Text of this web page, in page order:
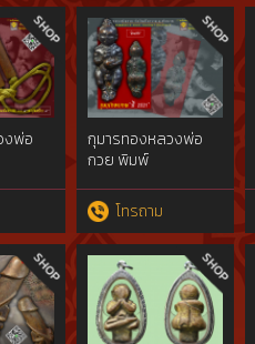
งพ่อ
กุมารทองหลวงพ่อ
กวย พิมพ์
Kuai]โทรถาม